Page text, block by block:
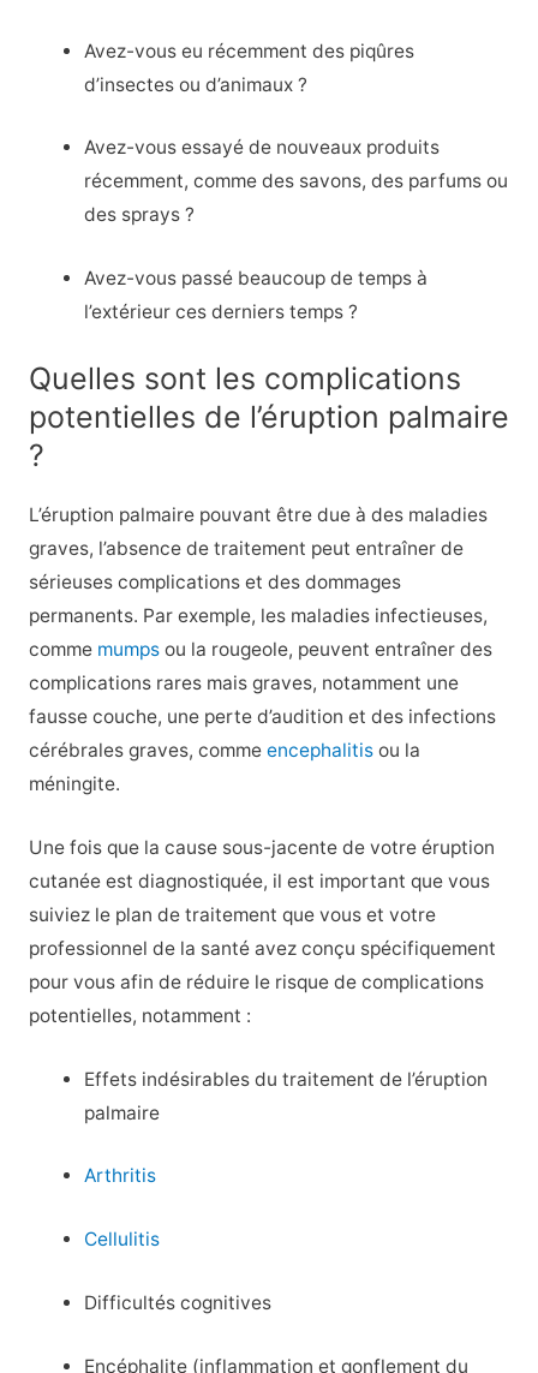
Avez-vous eu récemment des piqûres
d’insectes ou d’animaux ?
Avez-vous essayé de nouveaux produits
récemment, comme des savons, des parfums ou
des sprays ?
Avez-vous passé beaucoup de temps à
l’extérieur ces derniers temps ?
Quelles sont les complications
potentielles de l’éruption palmaire
?
L’éruption palmaire pouvant être due à des maladies
graves, l’absence de traitement peut entraîner de
sérieuses complications et des dommages
permanents. Par exemple, les maladies infectieuses,
comme mumpsou la rougeole, peuvent entraîner des
complications rares mais graves, notamment une
fausse couche, une perte d’audition et des infections
cérébrales graves, comme encephalitisou la
méningite.
Une fois que la cause sous-jacente de votre éruption
cutanée est diagnostiquée, il est important que vous
suiviez le plan de traitement que vous et votre
professionnel de la santé avez conçu spécifiquement
pour vous afin de réduire le risque de complications
potentielles, notamment :
Effets indésirables du traitement de l’éruption
palmaire
Arthritis
Cellulitis
Difficultés cognitives
Encéphalite (inflammation et gonflement du